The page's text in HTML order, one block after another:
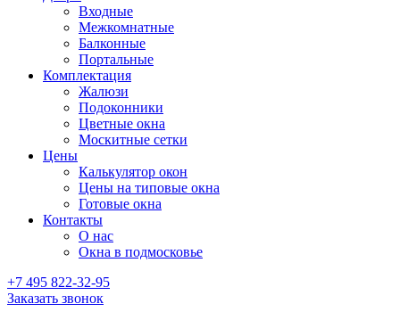
Входные
Межкомнатные
Балконные
Портальные
Комплектация
Жалюзи
Подоконники
Цветные окна
Москитные сетки
Цены
Калькулятор окон
Цены на типовые окна
Готовые окна
Контакты
О нас
Окна в подмосковье
+7 495 822-32-95
Заказать звонок